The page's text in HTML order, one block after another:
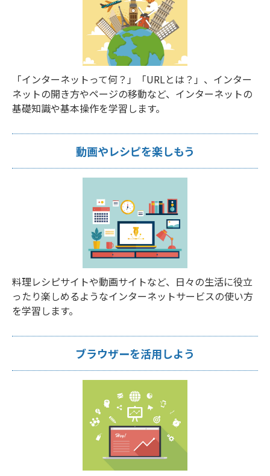
「インターネットって何？」「URLとは？」、インター
ネットの開き方やページの移動など、インターネットの
基礎知識や基本操作を学習します。
動画やレシピを楽しもう
料理レシピサイトや動画サイトなど、日々の生活に役立
ったり楽しめるようなインターネットサービスの使い方
を学習します。
ブラウザーを活用しよう